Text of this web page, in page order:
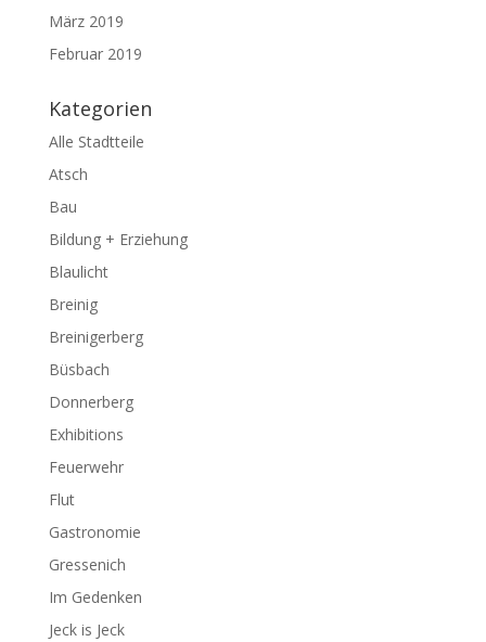
März 2019
Februar 2019
Kategorien
Alle Stadtteile
Atsch
Bau
Bildung + Erziehung
Blaulicht
Breinig
Breinigerberg
Büsbach
Donnerberg
Exhibitions
Feuerwehr
Flut
Gastronomie
Gressenich
Im Gedenken
Jeck is Jeck